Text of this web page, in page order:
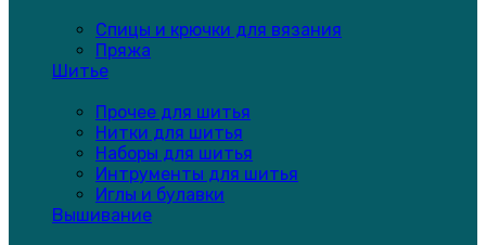
Спицы и крючки для вязания
Пряжа
Шитье
Прочее для шитья
Нитки для шитья
Наборы для шитья
Интрументы для шитья
Иглы и булавки
Вышивание